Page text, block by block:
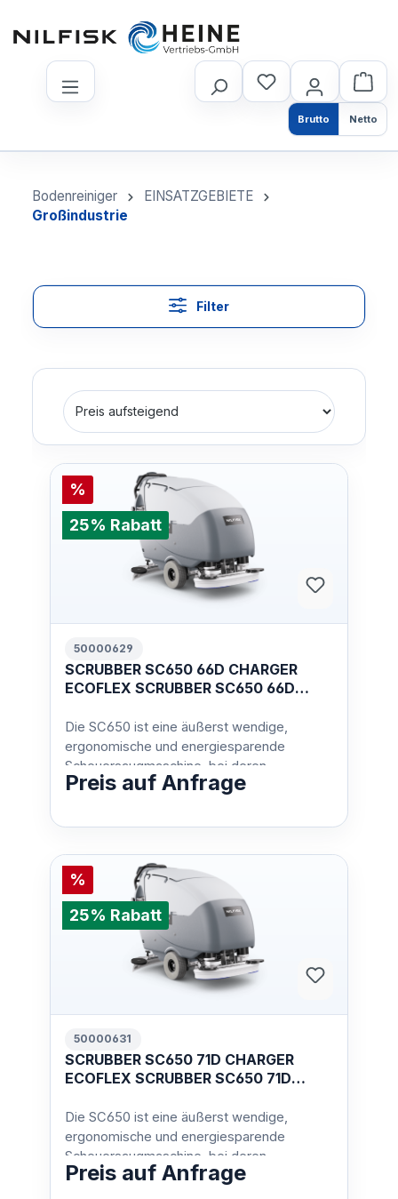
Brutto Netto
Bodenreiniger
EINSATZGEBIETE
Großindustrie
Filter
%
25% Rabatt
50000629
SCRUBBER SC650 66D CHARGER
ECOFLEX SCRUBBER SC650 66D
Die SC650 ist eine äußerst wendige,
ergonomische und energiesparende
Scheuersaugmaschine, bei deren
Entwicklung die Sicherheit des Bedieners…
Preis auf Anfrage
%
25% Rabatt
50000631
SCRUBBER SC650 71D CHARGER
ECOFLEX SCRUBBER SC650 71D
Die SC650 ist eine äußerst wendige,
ergonomische und energiesparende
Scheuersaugmaschine, bei deren
Entwicklung die Sicherheit des Bedieners…
Preis auf Anfrage